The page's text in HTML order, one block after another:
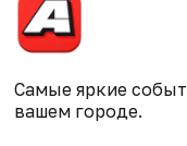
Самые яркие
вашем городе.